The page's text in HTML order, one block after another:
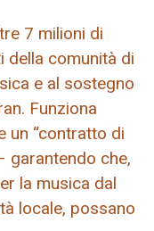
7 milioni di
della comunità di
e al sostegno
Funziona
un “contratto di
garantendo che,
la musica dal
locale, possano